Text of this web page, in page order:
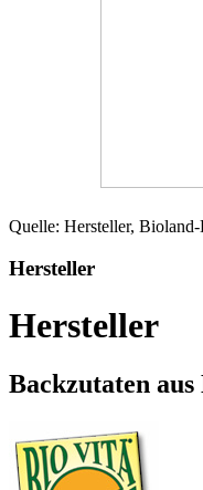
Quelle: Hersteller,
Hersteller
Hersteller
Backzutaten aus